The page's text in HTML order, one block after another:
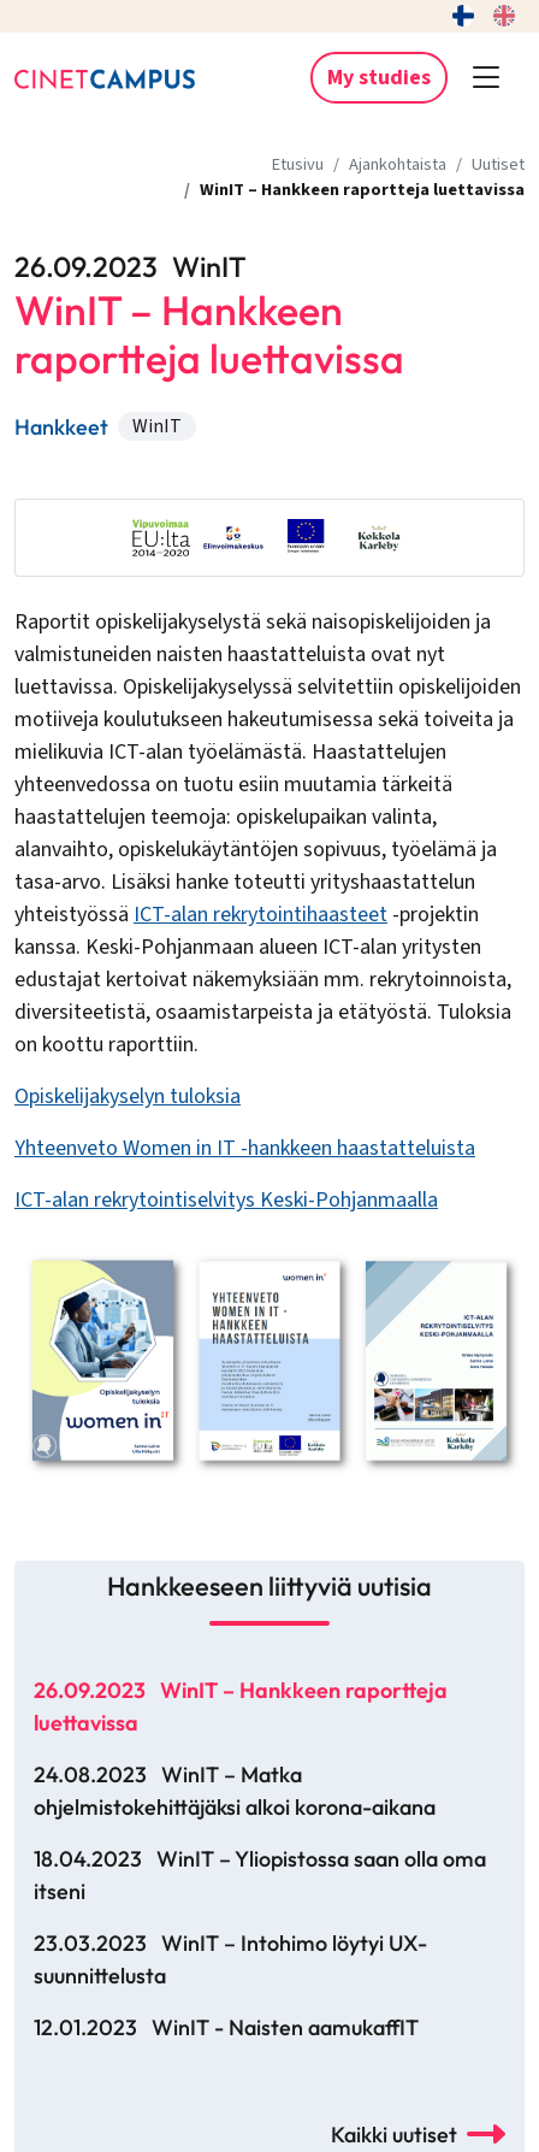
My studies
Etusivu Ajankohtaista
Uutiset
WinIT – Hankkeen raportteja luettavissa
26.09.2023 WinIT
WinIT – Hankkeen
raportteja luettavissa
Hankkeet WinIT
Raportit opiskelijakyselystä sekä naisopiskelijoiden ja
valmistuneiden naisten haastatteluista ovat nyt
luettavissa. Opiskelijakyselyssä selvitettiin opiskelijoiden
motiiveja koulutukseen hakeutumisessa sekä toiveita ja
mielikuvia ICT-alan työelämästä. Haastattelujen
yhteenvedossa on tuotu esiin muutamia tärkeitä
haastattelujen teemoja: opiskelupaikan valinta,
alanvaihto, opiskelukäytäntöjen sopivuus, työelämä ja
tasa-arvo. Lisäksi hanke toteutti yrityshaastattelun
yhteistyössä ICT-alan rekrytointihaasteet -projektin
kanssa. Keski-Pohjanmaan alueen ICT-alan yritysten
edustajat kertoivat näkemyksiään mm. rekrytoinnoista,
diversiteetistä, osaamistarpeista ja etätyöstä. Tuloksia
on koottu raporttiin.
Opiskelijakyselyn tuloksia
Yhteenveto Women in IT -hankkeen haastatteluista
ICT-alan rekrytointiselvitys Keski-Pohjanmaalla
Hankkeeseen liittyviä uutisia
26.09.2023 WinIT – Hankkeen raportteja
luettavissa
24.08.2023 WinIT – Matka
ohjelmistokehittäjäksi alkoi korona-aikana
18.04.2023 WinIT – Yliopistossa saan olla oma
itseni
23.03.2023 WinIT – Intohimo löytyi UX-
suunnittelusta
12.01.2023 WinIT - Naisten aamukaffIT
Kaikki uutiset